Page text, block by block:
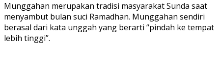
Munggahan merupakan tradisi masyarakat Sunda saat
menyambut bulan suci Ramadhan. Munggahan sendiri
berasal dari kata unggah yang berarti “pindah ke tempat
lebih tinggi”.